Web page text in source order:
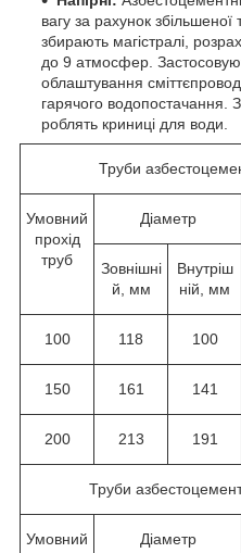
вагу за рахунок
збирають магістралі,
до 9 атмосфер.
облаштування
гарячого водопостачання. З
роблять криниці для води.
Труби
Умовний
прохід
труб
Діаметр
Зовнішні
й, мм
Внутріш
ній, мм
100 118 100
150 161 141
200 213 191
Труби
Умовний
Діаметр